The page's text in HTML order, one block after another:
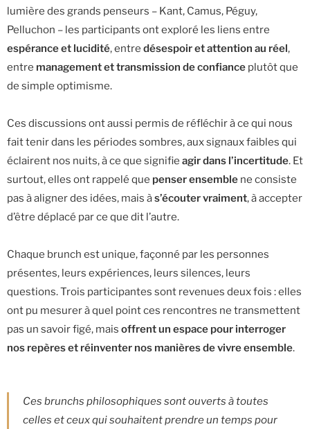
lumière des grands penseurs – Kant, Camus, Péguy,
Pelluchon – les participants ont exploré les liens entre
espérance et lucidité, entre désespoir et attention au réel ,
entre management et transmission de confiance plutôt que
de simple optimisme.
Ces discussions ont aussi permis de réfléchir à ce qui nous
fait tenir dans les périodes sombres, aux signaux faibles qui
éclairent nos nuits, à ce que signifie agir dans l’incertitude. Et
surtout, elles ont rappelé que penser ensemble ne consiste
pas à aligner des idées, mais às’écouter vraiment, à accepter
d’être déplacé par ce que dit l’autre.
Chaque brunch est unique, façonné par les personnes
présentes, leurs expériences, leurs silences, leurs
questions. Trois participantes sont revenues deux fois : elles
ont pu mesurer à quel point ces rencontres ne transmettent
pas un savoir figé, mais offrent un espace pour interroger
nos repères et réinventer nos manières de vivre ensemble.
Ces brunchs philosophiques sont ouverts à toutes
celles et ceux qui souhaitent prendre un temps pour